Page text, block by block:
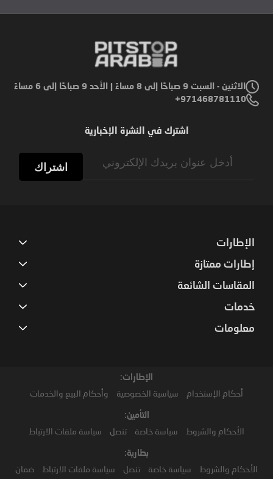
الاثنين - السبت 9 صباحًا إلى 8 مساءً | الأحد 9 صباحًا إلى 6 مساءً
971468781110+
اشترك في النشرة الإخبارية
اشتراك
الإطارات
إطارات ممتازة
المقاسات الشائعة
خدمات
معلومات
الإطارات:
أحكام الإستخدام سياسية الخصوصية وأحكام البيع والخدمات
التأمين:
الأحكام والشروط سياسة خاصة تنصل سياسة ملفات الارتباط
بطارية:
الأحكام والشروط سياسة خاصة تنصل سياسة ملفات الارتباط ضمان